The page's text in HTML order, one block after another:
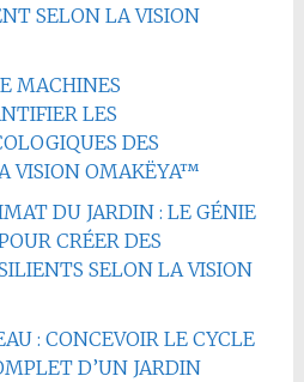
SELON LA VISION
MACHINES
LES
DES
VISION OMAKËYA™
DU JARDIN : LE GÉNIE
CRÉER DES
SELON LA VISION
: CONCEVOIR LE CYCLE
D’UN JARDIN